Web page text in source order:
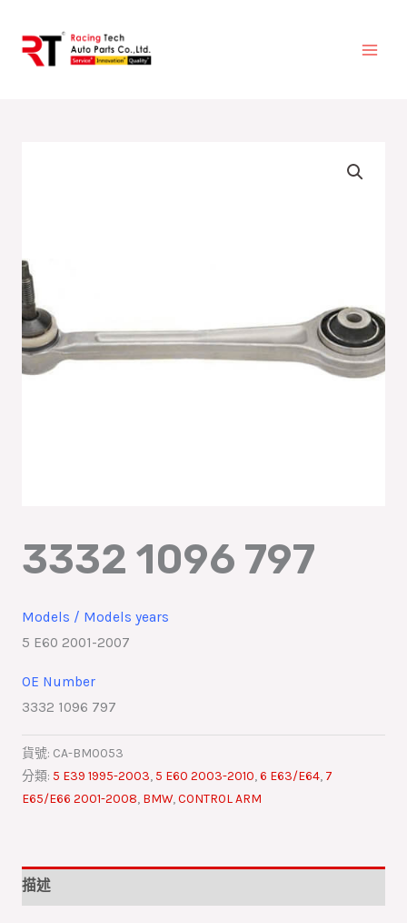
3332 1096 797
Models / Models years
5 E60 2001-2007
OE Number
3332 1096 797
貨號: CA-BM0053
分類: 5 E39 1995-2003, 5 E60 2003-2010,6 E63/E64, 7
E65/E66 2001-2008, BMW,CONTROL ARM
描述